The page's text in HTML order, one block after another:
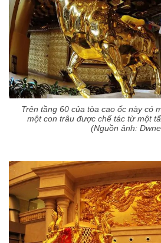
Trên tầng 60 của tòa cao ốc này có
một con trâu được chế tác từ một
(Nguồn ảnh: